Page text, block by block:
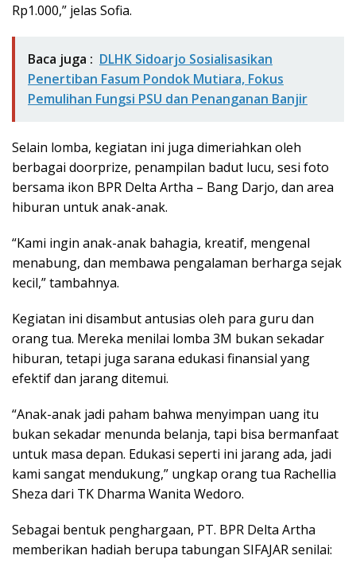
Rp1.000,” jelas Sofia.
Baca juga : DLHK Sidoarjo Sosialisasikan
Penertiban Fasum Pondok Mutiara, Fokus
Pemulihan Fungsi PSU dan Penanganan Banjir
Selain lomba, kegiatan ini juga dimeriahkan oleh
berbagai doorprize, penampilan badut lucu, sesi foto
bersama ikon BPR Delta Artha – Bang Darjo, dan area
hiburan untuk anak-anak.
“Kami ingin anak-anak bahagia, kreatif, mengenal
menabung, dan membawa pengalaman berharga sejak
kecil,” tambahnya.
Kegiatan ini disambut antusias oleh para guru dan
orang tua. Mereka menilai lomba 3M bukan sekadar
hiburan, tetapi juga sarana edukasi finansial yang
efektif dan jarang ditemui.
“Anak-anak jadi paham bahwa menyimpan uang itu
bukan sekadar menunda belanja, tapi bisa bermanfaat
untuk masa depan. Edukasi seperti ini jarang ada, jadi
kami sangat mendukung,” ungkap orang tua Rachellia
Sheza dari TK Dharma Wanita Wedoro.
Sebagai bentuk penghargaan, PT. BPR Delta Artha
memberikan hadiah berupa tabungan SIFAJAR senilai: